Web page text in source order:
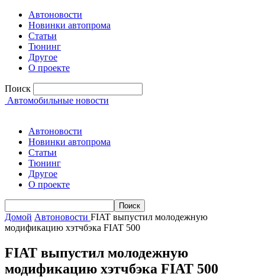
Автоновости
Новинки автопрома
Статьи
Тюнинг
Другое
О проекте
Поиск
Автомобильные новости
Автоновости
Новинки автопрома
Статьи
Тюнинг
Другое
О проекте
Домой Автоновости FIAT выпустил молодежную
модификацию хэтчбэка FIAT 500
FIAT выпустил молодежную
модификацию хэтчбэка FIAT 500